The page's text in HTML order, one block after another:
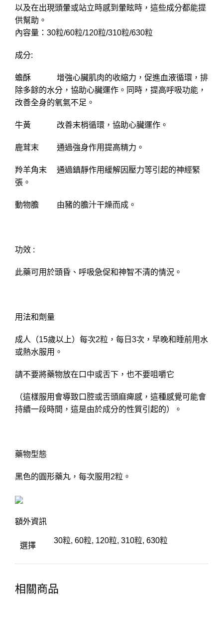
以及在出現頭暈或站立時感到暈眩時，這些成分都能提
供幫助。
內容量：30粒/60粒/120粒/310粒/630粒
成分:
蟾酥 增強心臟肌肉的收縮力，促進血液循環，排
除多餘的水分，協助心臟運作。同時，提高呼吸功能，
改善全身的氧氣不足。
牛黃 改善末梢循環，協助心臟運作。
鹿茸末 通過強身作用提高精力。
羚羊角末 通過鎮靜作用緩解因壓力等引起的神經緊
張。
動物膽 由豬的膽汁干燥而成。
功效 :
此藥可用於頭昏、呼吸急促和神智不清的情況。
用法和劑量
成人（15歲以上）每次2粒，每日3次，早晚和睡前用水
或熱水服用。
請不要將藥物放在口中或舌下，也不要咀嚼它
（這樣服用會導致口腔或舌頭麻痺感，這種感覺可能會
持續一段時間，這是由於成分的性質引起的）。
藥物型態
黑色的圓形藥丸，每次服用2粒。
額外資訊
選擇
30粒, 60粒, 120粒, 310粒, 630粒
相關商品